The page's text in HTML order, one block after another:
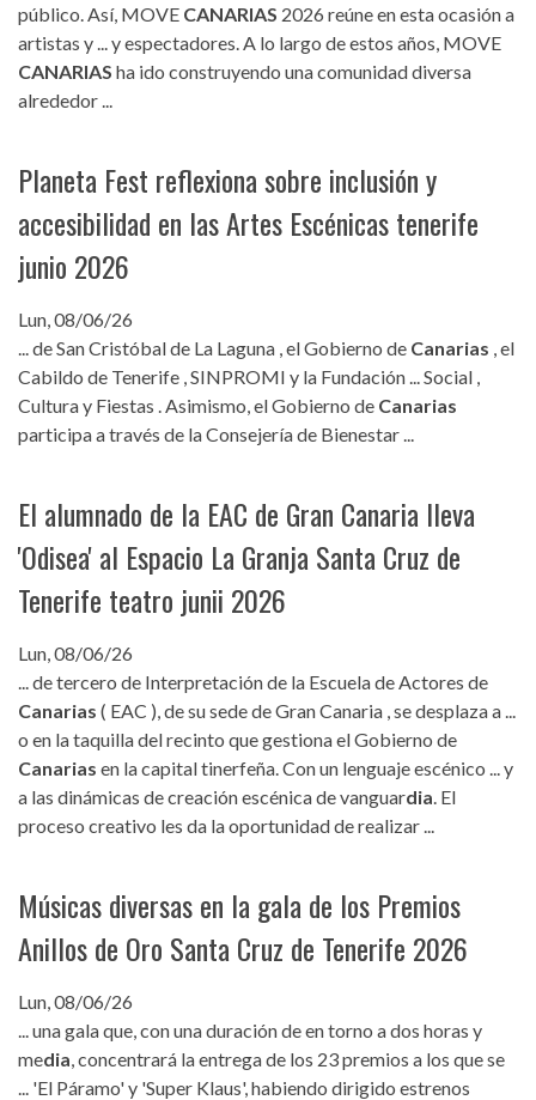
público. Así, MOVE CANARIAS 2026 reúne en esta ocasión a
artistas y ... y espectadores. A lo largo de estos años, MOVE
CANARIAS ha ido construyendo una comunidad diversa
alrededor ...
Planeta Fest reflexiona sobre inclusión y
accesibilidad en las Artes Escénicas tenerife
junio 2026
Lun, 08/06/26
... de San Cristóbal de La Laguna , el Gobierno de Canarias , el
Cabildo de Tenerife , SINPROMI y la Fundación ... Social ,
Cultura y Fiestas . Asimismo, el Gobierno de Canarias
participa a través de la Consejería de Bienestar ...
El alumnado de la EAC de Gran Canaria lleva
'Odisea' al Espacio La Granja Santa Cruz de
Tenerife teatro junii 2026
Lun, 08/06/26
... de tercero de Interpretación de la Escuela de Actores de
Canarias ( EAC ), de su sede de Gran Canaria , se desplaza a ...
o en la taquilla del recinto que gestiona el Gobierno de
Canarias en la capital tinerfeña. Con un lenguaje escénico ... y
a las dinámicas de creación escénica de vanguardia . El
proceso creativo les da la oportunidad de realizar ...
Músicas diversas en la gala de los Premios
Anillos de Oro Santa Cruz de Tenerife 2026
Lun, 08/06/26
... una gala que, con una duración de en torno a dos horas y
media , concentrará la entrega de los 23 premios a los que se
... 'El Páramo' y 'Super Klaus', habiendo dirigido estrenos